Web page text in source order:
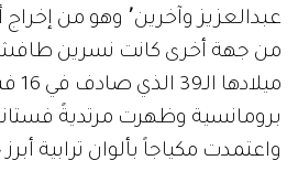
عبدالعزيز وآخرين٬ وهو من إخراج أحمد سمير فرج.
من جهة أخرى كانت نسرين
برومانسية وظهرت مرتديةً
واعتمدت مكياجاً بألوان ترابية